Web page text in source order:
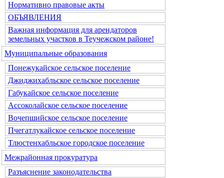
Нормативно правовые акты
ОБЪЯВЛЕНИЯ
Важная информация для арендаторов
земельных участков в Теучежском районе!
Муниципальные образования
Понежукайское сельское поселение
Джиджихабльское сельское поселение
Габукайское сельское поселение
Ассоколайское сельское поселение
Вочепшийское сельское поселение
Пчегатлукайское сельское поселение
Тлюстенхабльское городское поселение
Межрайонная прокуратура
Разъяснение законодательства